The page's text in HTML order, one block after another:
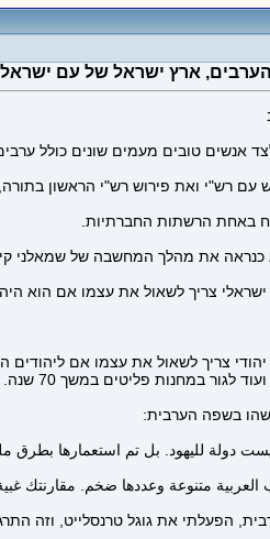
ארץ ישראל של עם
אנשים טובים מעמים שונים כולל
רש"י ואת פירוש רש"י הראשון בתורה,
באחת הרשתות החברתיות.
כנראה את מהלך המחשבה של שמאלני
צריך לשאול את עצמו אם הוא
צריך לשאול את עצמו אם
לגור במחנות פליטים במשך 70 שנה.
בשפה הערבית:
دولة لليهود. بل تم استعمارها بطرق
العربية متنوعة وعددها ضخم. مقارنتك
הפעלתי את גוגל טרנסלייט, וזה